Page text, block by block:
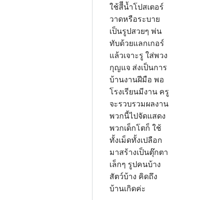
ใช้สีีน้ำโปสเตอร์
วาดหรือระบาย
เป็นรูปสวยๆ พ่น
ทับด้วยแลกเกอร์
แล้วเจาะรู ใส่พวง
กุญแจ ส่งเป็นการ
บ้านงานฝีมือ พอ
โรงเรียนมีงาน ครู
จะรวบรวมผลงาน
พวกนี้ไปจัดแสดง
พวกเด็กโตก็ ใช้
ทั้งเม็ดทั้งเปลือก
มาสร้างเป็นตุ๊กตา
เล็กๆ รูปคนบ้าง
สัตว์บ้าง คิดถึง
บ้านเกิดค่ะ